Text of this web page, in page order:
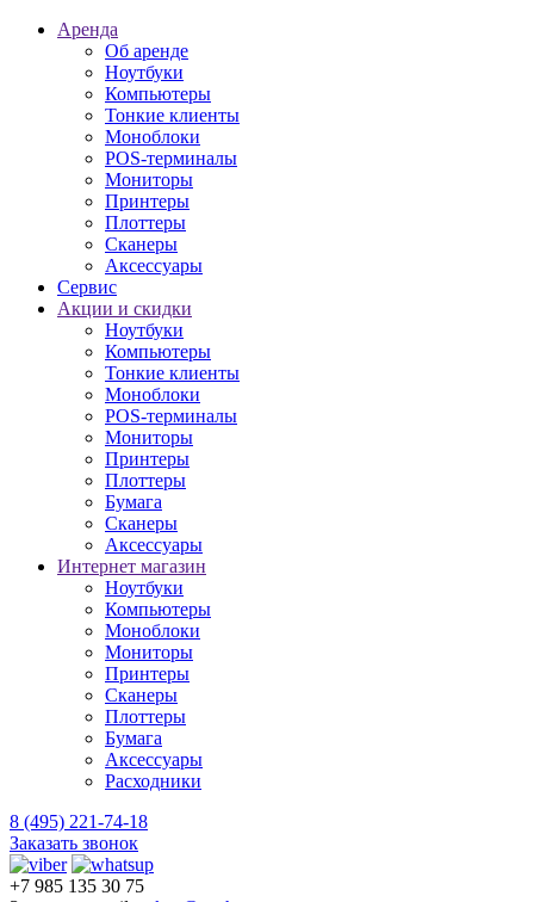
Аренда
Об аренде
Ноутбуки
Компьютеры
Тонкие клиенты
Моноблоки
POS-терминалы
Мониторы
Принтеры
Плоттеры
Сканеры
Аксессуары
Сервис
Акции и скидки
Ноутбуки
Компьютеры
Тонкие клиенты
Моноблоки
POS-терминалы
Мониторы
Принтеры
Плоттеры
Бумага
Сканеры
Аксессуары
Интернет магазин
Ноутбуки
Компьютеры
Моноблоки
Мониторы
Принтеры
Сканеры
Плоттеры
Бумага
Аксессуары
Расходники
8 (495) 221-74-18
Заказать звонок
+7 985 135 30 75